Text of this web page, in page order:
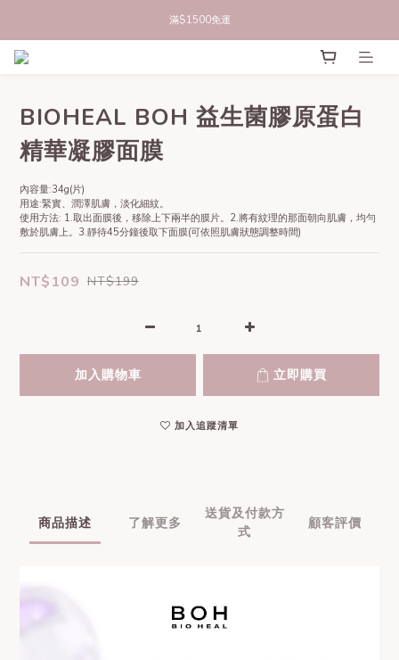
立即註冊官網會員，領50元商品折價券
BIOHEAL BOH 益生菌膠原蛋白
精華凝膠面膜
內容量:34g(片)
用途:緊實、潤澤肌膚，淡化細紋。
使用方法: 1.取出面膜後，移除上下兩半的膜片。2.將有紋理的那面朝向肌膚，均勻
敷於肌膚上。3.靜待45分鐘後取下面膜(可依照肌膚狀態調整時間)
NT$109 NT$199
加入購物車 立即購買
加入追蹤清單
商品描述 了解更多
送貨及付款方
式
顧客評價